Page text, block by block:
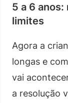
5 a 6 anos:
limites
Agora a
longas e
vai
a resolução